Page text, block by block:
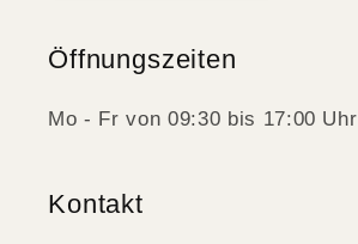
Öffnungszeiten
Mo - Fr von 09:30 bis 17:00 Uhr
Kontakt